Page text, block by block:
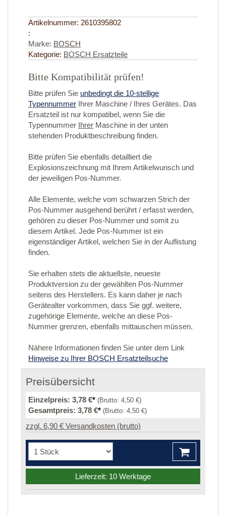
Artikelnummer: 2610395802
:
Marke: BOSCH
Kategorie: BOSCH Ersatzteile
Bitte Kompatibilität prüfen!
Bitte prüfen Sie unbedingt die 10-stellige
Typennummer Ihrer Maschine / Ihres Gerätes. Das
Ersatzteil ist nur kompatibel, wenn Sie die
Typennummer Ihrer Maschine in der unten
stehenden Produktbeschreibung finden.
Bitte prüfen Sie ebenfalls detailliert die
Explosionszeichnung mit Ihrem Artikelwunsch und
der jeweiligen Pos-Nummer.
Alle Elemente, welche vom schwarzen Strich der
Pos-Nummer ausgehend berührt / erfasst werden,
gehören zu dieser Pos-Nummer und somit zu
diesem Artikel. Jede Pos-Nummer ist ein
eigenständiger Artikel, welchen Sie in der Auflistung
finden.
Sie erhalten stets die aktuellste, neueste
Produktversion zu der gewählten Pos-Nummer
seitens des Herstellers. Es kann daher je nach
Gerätealter vorkommen, dass Sie ggf. weitere,
zugehörige Elemente, welche an diese Pos-
Nummer grenzen, ebenfalls mittauschen müssen.
Nähere Informationen finden Sie unter dem Link
Hinweise zu Ihrer BOSCH Ersatzteilsuche
Preisübersicht
Einzelpreis: 3,78 €* (Brutto: 4,50 €)
Gesamtpreis: 3,78 €* (Brutto: 4,50 €)
zzgl. 6,90 € Versandkosten (brutto)
Lieferzeit: 10 Werktage